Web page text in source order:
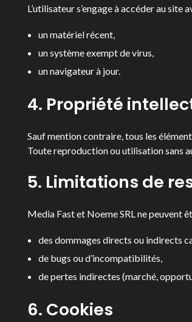
L’utilisateur s’engage à accéder au site
un matériel récent,
un système exempt de virus,
un navigateur à jour.
4. Propriété
Sauf mention contraire, tous les
Toute reproduction ou utilisation sans
5. Limitations de
Media Fast et Noeme SRL ne peuvent
des dommages directs ou indirects
de bugs ou d’incompatibilités,
de pertes indirectes (marché,
6. Cookies